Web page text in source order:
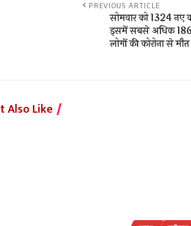
PREVIOUS ARTICLE
सोमवार को 1324 नए
इसमें सबसे अधिक 186
लोगों की कोरोना से
Also Like